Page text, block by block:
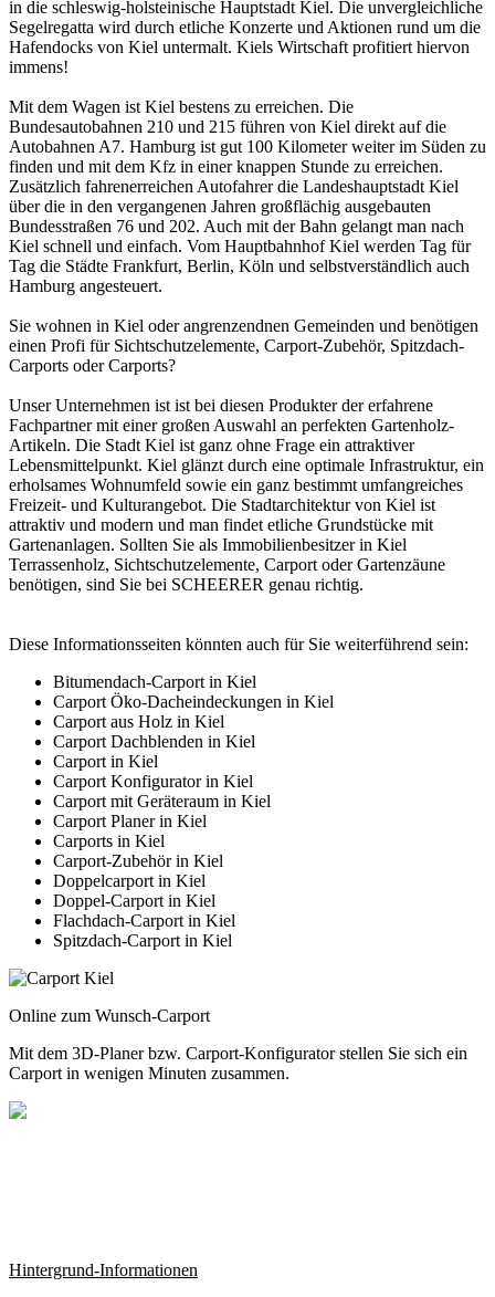
in die schleswig-holsteinische Hauptstadt Kiel. Die unvergleichliche
Segelregatta wird durch etliche Konzerte und Aktionen rund um die
Hafendocks von Kiel untermalt. Kiels Wirtschaft profitiert hiervon
immens!
Mit dem Wagen ist Kiel bestens zu erreichen. Die
Bundesautobahnen 210 und 215 führen von Kiel direkt auf die
Autobahnen A7. Hamburg ist gut 100 Kilometer weiter im Süden zu
finden und mit dem Kfz in einer knappen Stunde zu erreichen.
Zusätzlich fahrenerreichen Autofahrer die Landeshauptstadt Kiel
über die in den vergangenen Jahren großflächig ausgebauten
Bundesstraßen 76 und 202. Auch mit der Bahn gelangt man nach
Kiel schnell und einfach. Vom Hauptbahnhof Kiel werden Tag für
Tag die Städte Frankfurt, Berlin, Köln und selbstverständlich auch
Hamburg angesteuert.
Sie wohnen in Kiel oder angrenzendnen Gemeinden und benötigen
einen Profi für Sichtschutzelemente, Carport-Zubehör, Spitzdach-
Carports oder Carports?
Unser Unternehmen ist ist bei diesen Produkter der erfahrene
Fachpartner mit einer großen Auswahl an perfekten Gartenholz-
Artikeln. Die Stadt Kiel ist ganz ohne Frage ein attraktiver
Lebensmittelpunkt. Kiel glänzt durch eine optimale Infrastruktur, ein
erholsames Wohnumfeld sowie ein ganz bestimmt umfangreiches
Freizeit- und Kulturangebot. Die Stadtarchitektur von Kiel ist
attraktiv und modern und man findet etliche Grundstücke mit
Gartenanlagen. Sollten Sie als Immobilienbesitzer in Kiel
Terrassenholz, Sichtschutzelemente, Carport oder Gartenzäune
benötigen, sind Sie bei SCHEERER genau richtig.
Diese Informationsseiten könnten auch für Sie weiterführend sein:
Bitumendach-Carport in Kiel
Carport Öko-Dacheindeckungen in Kiel
Carport aus Holz in Kiel
Carport Dachblenden in Kiel
Carport in Kiel
Carport Konfigurator in Kiel
Carport mit Geräteraum in Kiel
Carport Planer in Kiel
Carports in Kiel
Carport-Zubehör in Kiel
Doppelcarport in Kiel
Doppel-Carport in Kiel
Flachdach-Carport in Kiel
Spitzdach-Carport in Kiel
Online zum Wunsch-Carport
Mit dem 3D-Planerbzw. Carport-Konfiguratorstellen Sie sich ein
Carport in wenigen Minuten zusammen.
Hintergrund-Informationen